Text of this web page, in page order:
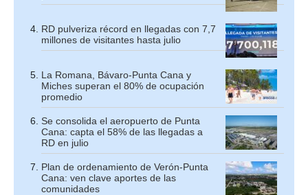
RD pulveriza récord en llegadas con 7,7
millones de visitantes hasta julio
La Romana, Bávaro-Punta Cana y
Miches superan el 80% de ocupación
promedio
Se consolida el aeropuerto de Punta
Cana: capta el 58% de las llegadas a
RD en julio
Plan de ordenamiento de Verón-Punta
Cana: ven clave aportes de las
comunidades